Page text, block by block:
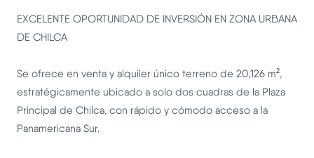
EXCELENTE OPORTUNIDAD DE INVERSIÓN EN ZONA URBANA
DE CHILCA
Se ofrece en venta y alquiler único terreno de 20,126 m²,
estratégicamente ubicado a solo dos cuadras de la Plaza
Principal de Chilca, con rápido y cómodo acceso a la
Panamericana Sur.